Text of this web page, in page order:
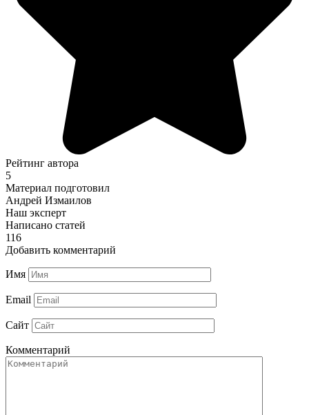
Рейтинг автора
5
Материал подготовил
Андрей Измаилов
Наш эксперт
Написано статей
116
Добавить комментарий
Имя
Email
Сайт
Комментарий